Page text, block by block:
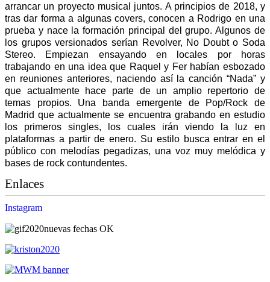
arrancar un proyecto musical juntos. A principios de 2018, y
tras dar forma a algunas covers, conocen a Rodrigo en una
prueba y nace la formación principal del grupo. Algunos de
los grupos versionados serían Revolver, No Doubt o Soda
Stereo. Empiezan ensayando en locales por horas
trabajando en una idea que Raquel y Fer habían esbozado
en reuniones anteriores, naciendo así la canción “Nada” y
que actualmente hace parte de un amplio repertorio de
temas propios. Una banda emergente de Pop/Rock de
Madrid que actualmente se encuentra grabando en estudio
los primeros singles, los cuales irán viendo la luz en
plataformas a partir de enero. Su estilo busca entrar en el
público con melodías pegadizas, una voz muy melódica y
bases de rock contundentes.
Enlaces
Instagram